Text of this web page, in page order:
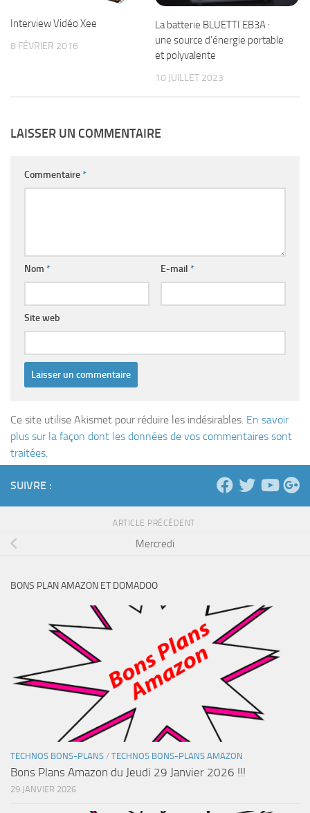
Interview Vidéo Xee
8 FÉVRIER 2016
La batterie BLUETTI EB3A :
une source d’énergie portable
et polyvalente
10 JUILLET 2023
LAISSER UN COMMENTAIRE
Commentaire*
Nom * E-mail *
Site web
Ce site utilise Akismet pour réduire les indésirables. En savoir
plus sur la façon dont les données de vos commentaires sont
traitées.
SUIVRE :
ARTICLE PRÉCÉDENT
Mercredi
BONS PLAN AMAZON ET DOMADOO
TECHNOS BONS-PLANS / TECHNOS BONS-PLANS AMAZON
Bons Plans Amazon du Jeudi 29 Janvier 2026 !!!
29 JANVIER 2026